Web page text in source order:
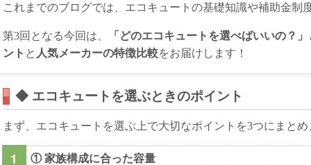
これまでのブログでは、エコキュートの基礎知識や補助金制
第3回となる今回は、 「どのエコキュートを選べばいいの？」
ント と 人気メーカーの特徴比較をお届けします！
◆ エコキュートを選ぶときのポイント
まず、エコキュートを選ぶ上で大切なポイントを3つにまと
① 家族構成に合った容量